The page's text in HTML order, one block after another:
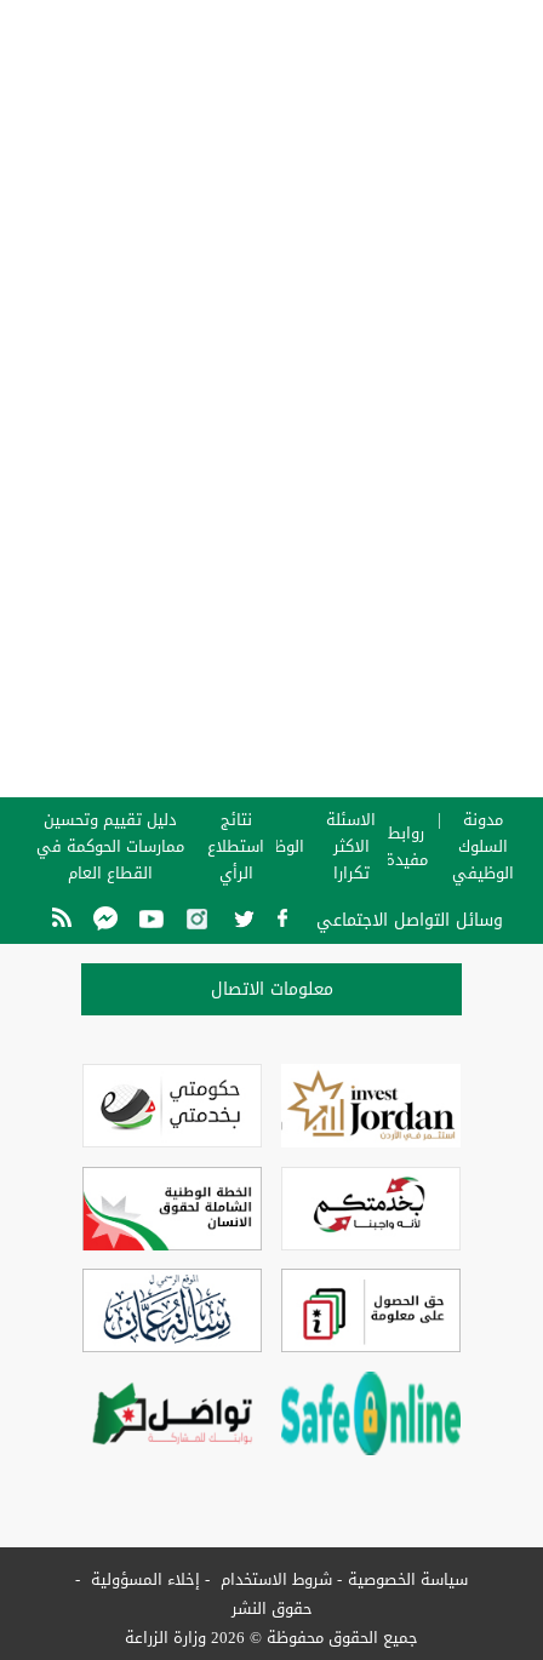
مدونة
السلوك
الوظيفي
روابط
مفيدة
الاسئلة
الاكثر
تكرارا
الوظائف
نتائج
استطلاع
الرأي
دليل تقييم وتحسين
ممارسات الحوكمة في
القطاع العام
وسائل التواصل الاجتماعي
معلومات الاتصال
سياسة الخصوصية شروط الاستخدام
إخلاء المسؤولية
حقوق النشر
جميع الحقوق محفوظة © 2026 وزارة الزراعة